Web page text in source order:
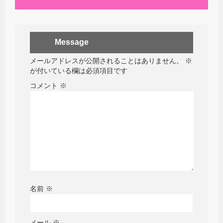
Message
メールアドレスが公開されることはありません。
※
が付いている欄は必須項目です
コメント ※
名前 ※